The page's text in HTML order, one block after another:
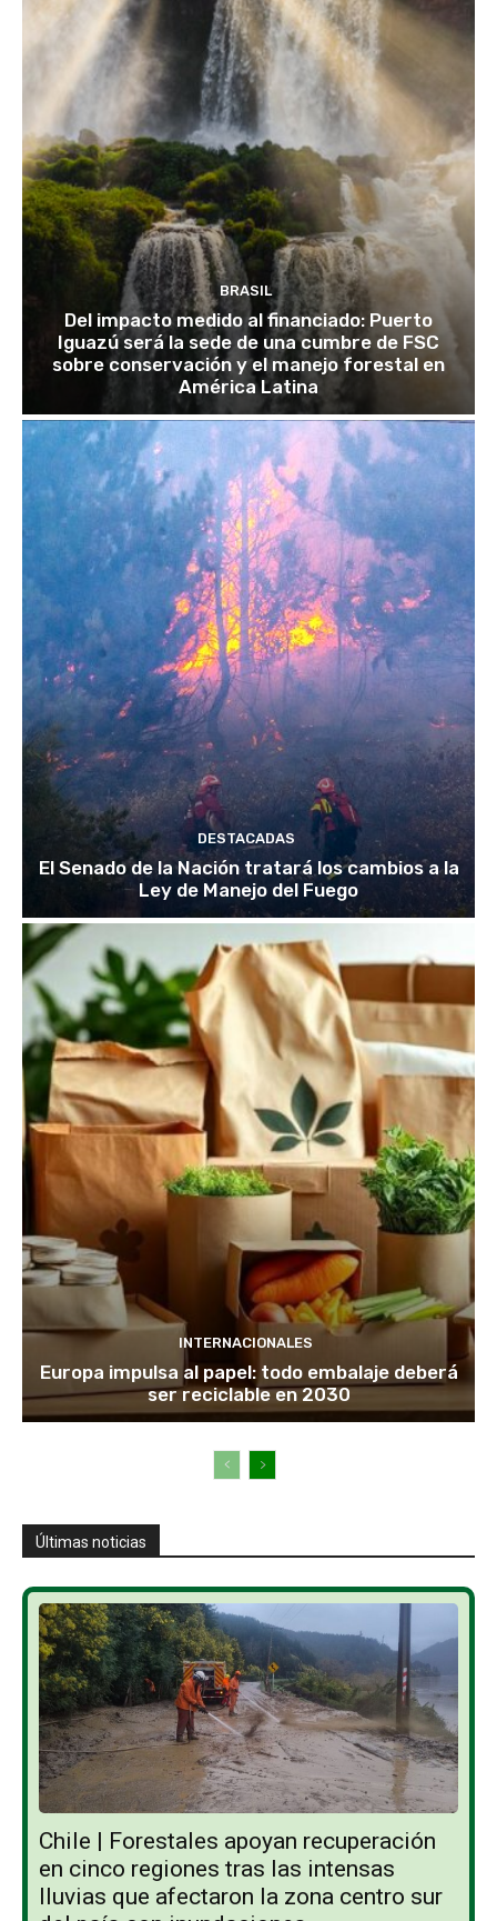
BRASIL
Del impacto medido al financiado: Puerto
Iguazú será la sede de una cumbre de FSC
sobre conservación y el manejo forestal en
América Latina
DESTACADAS
El Senado de la Nación tratará los cambios a la
Ley de Manejo del Fuego
INTERNACIONALES
Europa impulsa al papel: todo embalaje deberá
ser reciclable en 2030
Últimas noticias
Chile | Forestales apoyan recuperación
en cinco regiones tras las intensas
lluvias que afectaron la zona centro sur